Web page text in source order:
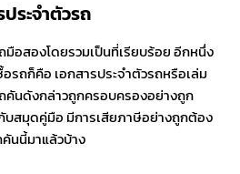
ระจำตัวรถ
อสองโดยรวมเป็นที่เรียบร้อย อีกหนึ่ง
รถก็คือ เอกสารประจำตัวรถหรือเล่ม
คันดังกล่าวถูกครอบครองอย่างถูก
สมุดคู่มือ มีการเสียภาษีอย่างถูกต้อง
นนี้มาแล้วบ้าง